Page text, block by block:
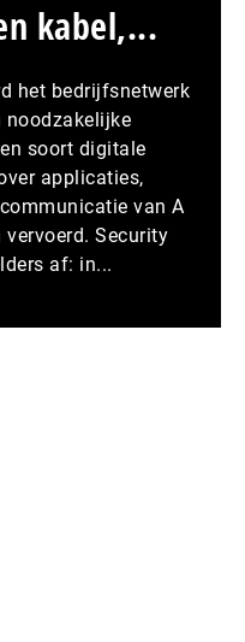
kabel,...
het bedrijfsnetwerk
noodzakelijke
soort digitale
applicaties,
van A
vervoerd. Security
af: in...